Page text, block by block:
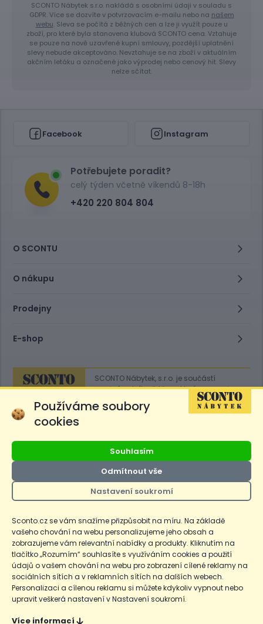
SCONTO Nábytek s.r.o. nakládá s osobními údaji v souladu s
GDPR. Více se dozvíte v potvrzovacím e-mailu nebo na našem
webu. Sleva se počítá z běžných cen a lze ji využít pouze u
zboží, pro které byla stanovena klubová SCONTO cena. Vztahuje
se pouze na nově uzavřené kupní smlouvy, pozdější uplatnění
slevy nebude akceptováno. Nevztahuje se na zboží v aktuálním
akčním letáku a označené jako výprodej nebo cenový hit. Slevy
nelze sčítat.
Facebook Instagram
Potřebujete poradit?
celý týden včetně víkendů 8-18h
+420 220 804 804
O SCONTU
O nákupu
Prodejny
E-shop
SCONTO Nábytek, s.r.o. je součástí
mezinárodního řetězce, který provozuje
obchodní domy
Sconto.
Ceny produktů na e-shopu sconto.cz jsou označeny následovně. Běžná
cena je cena bez označení, *Cena pro členy SCONTO Clubu, **Akční
dnů před prvním zlevněním. Dle zákona o ochraně spotřebitele §12a je
uvedená Běžná cena současně i nejnižší za 30 dní, pokud není Nejnižší
Běžná cena za 30 dní uvedena samostatně na detailu produktu.
CopyrightOchrana osobních údajůCookiesNastavení cookies
© 2026 SCONTO Nábytek s.r.o.
Používáme soubory
cookies
Souhlasím
Odmítnout vše
Nastavení soukromí
Sconto.cz se vám snažíme přizpůsobit na míru. Na základě
vašeho chování na webu personalizujeme jeho obsah a
zobrazujeme vám relevantní nabídky a produkty. Kliknutím na
tlačítko „Rozumím“ souhlasíte s využíváním cookies a použití
údajů o vašem chování na webu pro zobrazení cílené reklamy na
sociálních sítích a v reklamních sítích na dalších webech.
Personalizaci a cílenou reklamu si můžete kdykoliv vypnout nebo
upravit veškerá nastavení v Nastavení soukromí.
Více informací